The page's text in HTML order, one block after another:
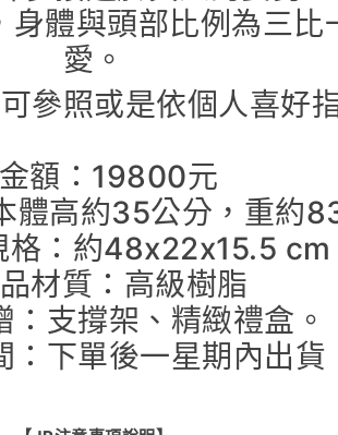
體與頭部比例為三比
愛。
參照或是依個人喜好
額：19800元
體高約35公分，重約
格：約48x22x15.5 cm
材質：高級樹脂
：支撐架、精緻禮盒。
下單後一星期內出貨